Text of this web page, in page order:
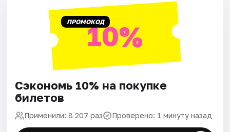
ПРОМОКОД10%
Сэкономь 10% на покупке
билетов
Применили: 8 207 раз Проверено: 1 минуту назад